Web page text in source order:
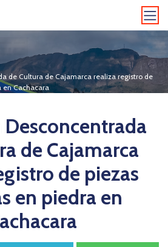
de Cultura de Cajamarca realiza registro de
en Cachacara
de Cajamarca
de piezas
en piedra en